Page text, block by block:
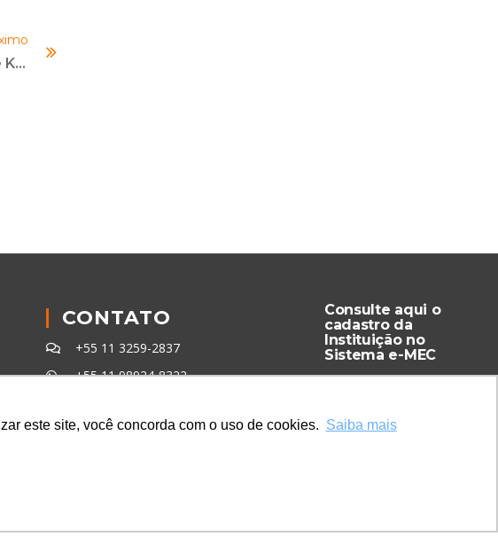
este site, você concorda com o uso de cookies. Saiba mais
Como Automatizar As Verificações De Know Your Supplier (KYS)?
CONTATO
+55 11 3259-2837
+55 11 98924-8322
Consulte aqui o
cadastro da
Instituição no
Sistema e-MEC